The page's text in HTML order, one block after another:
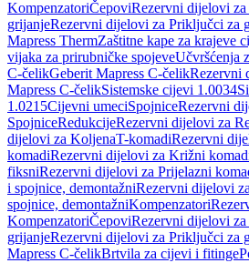
KompenzatoriČepoviRezervni dijelovi
grijanjeRezervni dijelovi za Priključci za
Mapress ThermZaštitne kape za krajeve
vijaka za prirubničke spojeveUčvršćenja
C-čelikGeberit Mapress C-čelikRezervni
Mapress C-čelikSistemske cijevi 1.0034
1.0215Cijevni umeciSpojniceRezervni
SpojniceRedukcijeRezervni dijelovi za
dijelovi za KoljenaT-komadiRezervni
komadiRezervni dijelovi za Križni
fiksniRezervni dijelovi za Prijelazni
i spojnice, demontažniRezervni dijelovi
spojnice, demontažniKompenzatori
KompenzatoriČepoviRezervni dijelovi
grijanjeRezervni dijelovi za Priključci za
Mapress C-čelikBrtvila za cijevi i fitinge